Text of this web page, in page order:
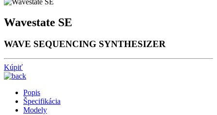
Wavestate SE
WAVE SEQUENCING SYNTHESIZER
Kúpiť
Popis
Špecifikácia
Modely